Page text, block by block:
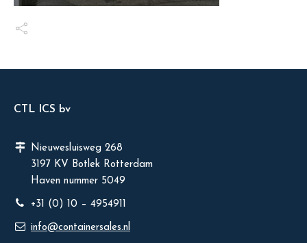
CTL ICS bv
Nieuwesluisweg 268
3197 KV Botlek Rotterdam
Haven nummer 5049
+31 (0) 10 – 4954911
info@containersales.nl